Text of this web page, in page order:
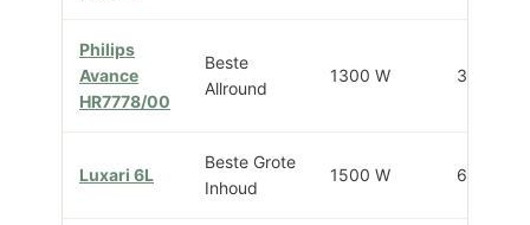
Philips
Avance
HR7778/00
Beste
Allround
1300 W 3,4 L
Luxari 6L
Beste Grote
Inhoud
1500 W 6 L